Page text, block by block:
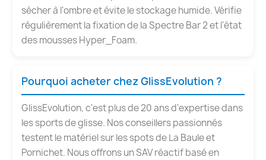
sécher à l'ombre et évite le stockage humide. Vérifie
régulièrement la fixation de la Spectre Bar 2 et l'état
des mousses Hyper_Foam.
Pourquoi acheter chez GlissEvolution ?
GlissEvolution, c'est plus de 20 ans d'expertise dans
les sports de glisse. Nos conseillers passionnés
testent le matériel sur les spots de La Baule et
Pornichet. Nous offrons un SAV réactif basé en